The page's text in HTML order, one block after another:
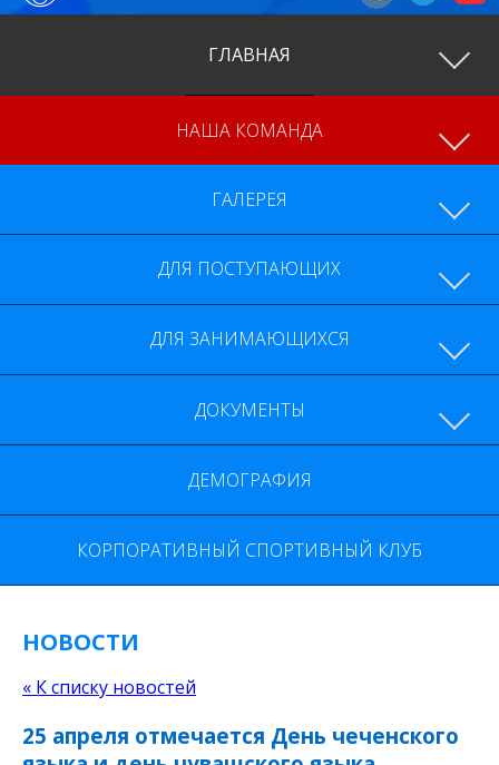
ГЛАВНАЯ
НАША КОМАНДА
ГАЛЕРЕЯ
ДОКУМЕНТЫ
ДЕМОГРАФИЯ
КОРПОРАТИВНЫЙ СПОРТИВНЫЙ КЛУБ
НОВОСТИ
« К списку новостей
25 апреля отмечается День чеченского